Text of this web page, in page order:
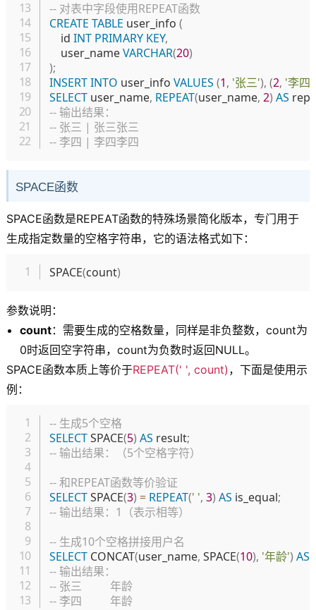
-- 对表中字段使用REPEAT函数
CREATE TABLE user_info (
    id
INT PRIMARY KEY,
    user_name
VARCHAR(20)
);
INSERTINTO user_info VALUES (1, '张三'), (2, '李四'
SELECT user_name, REPEAT(user_name, 2) AS
-- 输出结果：
-- 张三 | 张三张三
-- 李四 | 李四李四
SPACE函数
SPACE函数是REPEAT函数的特殊场景简化版本，专门用于
生成指定数量的空格字符串，它的语法格式如下：
SPACE(count)
参数说明：
count：需要生成的空格数量，同样是非负整数，count为
0时返回空字符串，count为负数时返回NULL。
SPACE函数本质上等价于REPEAT(' ', count) ，下面是使用示
例：
-- 生成5个空格
SELECT SPACE(5) AS result;
-- 输出结果：（5个空格字符）
-- 和REPEAT函数等价验证
SELECT SPACE(3) = REPEAT(' ', 3) AS is_equal;
-- 输出结果：1（表示相等）
-- 生成10个空格拼接用户名
SELECT CONCAT(user_name, SPACE(10), '年龄') AS
-- 输出结果：
-- 张三          年龄
-- 李四          年龄